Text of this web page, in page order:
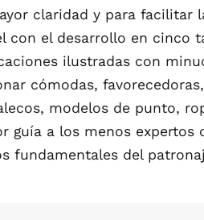
claridad y para
el desarrollo en cinco
ilustradas con
cómodas,
modelos de punto,
guía a los menos
fundamentales del